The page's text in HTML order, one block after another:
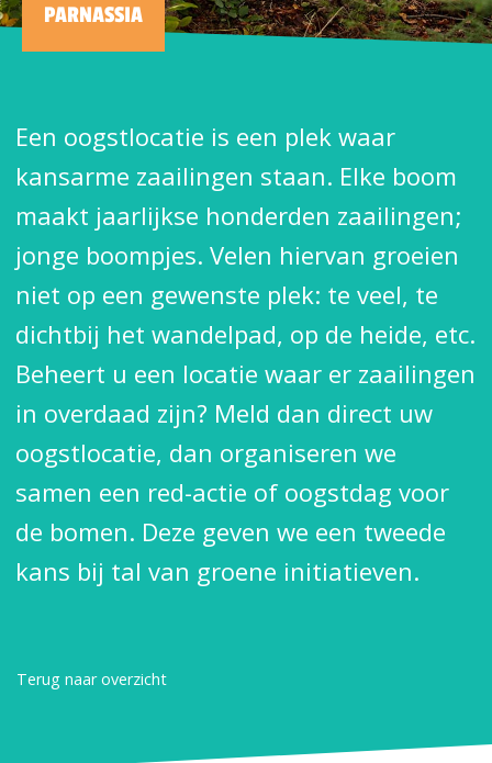
PARNASSIA
Een oogstlocatie is een plek waar
kansarme zaailingen staan. Elke boom
maakt jaarlijkse honderden zaailingen;
jonge boompjes. Velen hiervan groeien
niet op een gewenste plek: te veel, te
dichtbij het wandelpad, op de heide, etc.
Beheert u een locatie waar er zaailingen
in overdaad zijn? Meld dan direct uw
oogstlocatie, dan organiseren we
samen een red-actie of oogstdag voor
de bomen. Deze geven we een tweede
kans bij tal van groene initiatieven.
Terug naar overzicht